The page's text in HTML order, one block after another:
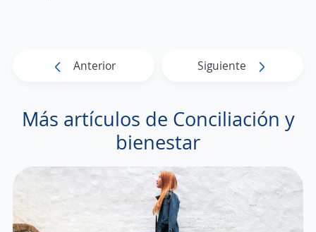
Anterior Siguiente
Más artículos de Conciliación y
bienestar